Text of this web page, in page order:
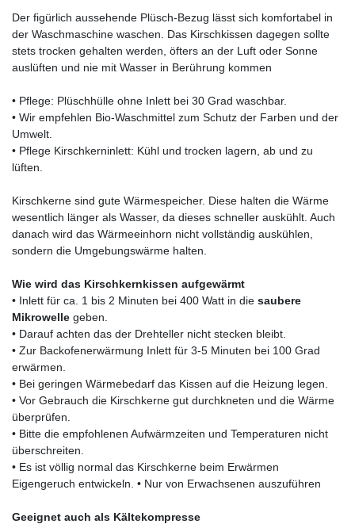
Der figürlich aussehende Plüsch-Bezug lässt sich komfortabel in
der Waschmaschine waschen. Das Kirschkissen dagegen sollte
stets trocken gehalten werden, öfters an der Luft oder Sonne
auslüften und nie mit Wasser in Berührung kommen
• Pflege: Plüschhülle ohne Inlett bei 30 Grad waschbar.
• Wir empfehlen Bio-Waschmittel zum Schutz der Farben und der
Umwelt.
• Pflege Kirschkerninlett: Kühl und trocken lagern, ab und zu
lüften.
Kirschkerne sind gute Wärmespeicher. Diese halten die Wärme
wesentlich länger als Wasser, da dieses schneller auskühlt. Auch
danach wird das Wärmeeinhorn nicht vollständig auskühlen,
sondern die Umgebungswärme halten.
Wie wird das Kirschkernkissen aufgewärmt
• Inlett für ca. 1 bis 2 Minuten bei 400 Watt in die saubere
Mikrowelle geben.
• Darauf achten das der Drehteller nicht stecken bleibt.
• Zur Backofenerwärmung Inlett für 3-5 Minuten bei 100 Grad
erwärmen.
• Bei geringen Wärmebedarf das Kissen auf die Heizung legen.
• Vor Gebrauch die Kirschkerne gut durchkneten und die Wärme
überprüfen.
• Bitte die empfohlenen Aufwärmzeiten und Temperaturen nicht
überschreiten.
• Es ist völlig normal das Kirschkerne beim Erwärmen
Eigengeruch entwickeln. • Nur von Erwachsenen auszuführen
Geeignet auch als Kältekompresse